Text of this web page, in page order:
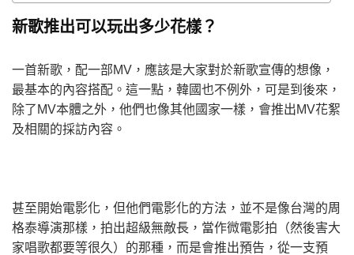
新歌推出可以玩出多少花樣？
一首新歌，配一部MV，應該是大家對於新歌宣傳的想像，
最基本的內容搭配。這一點，韓國也不例外，可是到後來，
除了MV本體之外，他們也像其他國家一樣，會推出MV花絮
及相關的採訪內容。
甚至開始電影化，但他們電影化的方法，並不是像台灣的周
格泰導演那樣，拍出超級無敵長，當作微電影拍（然後害大
家唱歌都要等很久）的那種，而是會推出預告，從一支預